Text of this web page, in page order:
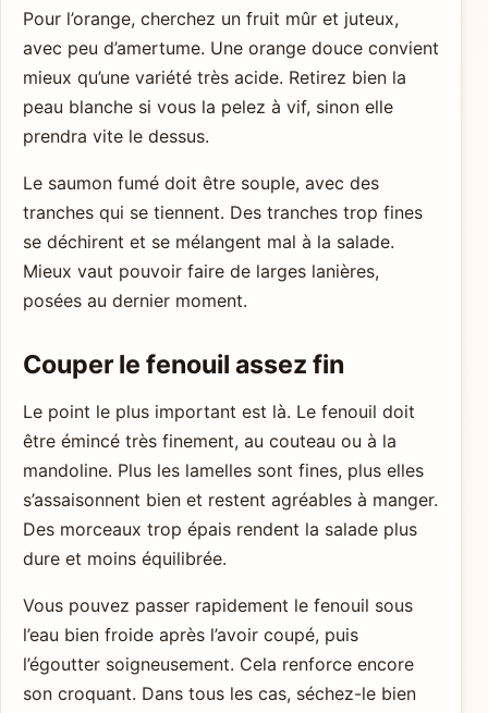
Pour l’orange, cherchez un fruit mûr et juteux,
avec peu d’amertume. Une orange douce convient
mieux qu’une variété très acide. Retirez bien la
peau blanche si vous la pelez à vif, sinon elle
prendra vite le dessus.
Le saumon fumé doit être souple, avec des
tranches qui se tiennent. Des tranches trop fines
se déchirent et se mélangent mal à la salade.
Mieux vaut pouvoir faire de larges lanières,
posées au dernier moment.
Couper le fenouil assez fin
Le point le plus important est là. Le fenouil doit
être émincé très finement, au couteau ou à la
mandoline. Plus les lamelles sont fines, plus elles
s’assaisonnent bien et restent agréables à manger.
Des morceaux trop épais rendent la salade plus
dure et moins équilibrée.
Vous pouvez passer rapidement le fenouil sous
l’eau bien froide après l’avoir coupé, puis
l’égoutter soigneusement. Cela renforce encore
son croquant. Dans tous les cas, séchez-le bien